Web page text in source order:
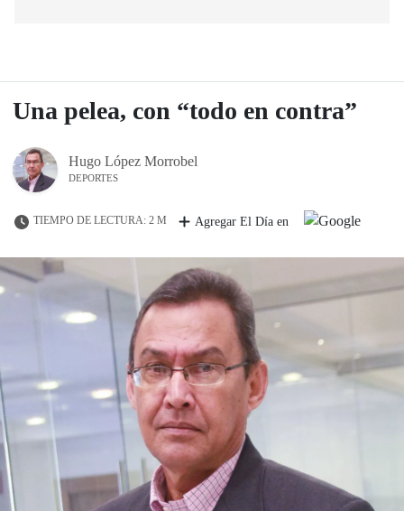
Una pelea, con “todo en contra”
Hugo López Morrobel
DEPORTES
TIEMPO DE LECTURA: 2 M Agregar El Día en